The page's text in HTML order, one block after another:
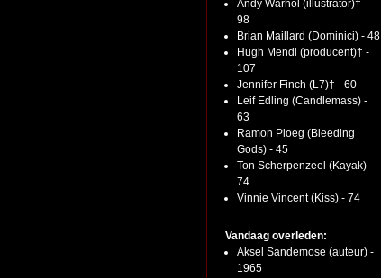
Andy Warhol (illustrator)† -
98
Brian Maillard (Dominici) - 48
Hugh Mendl (producent)† -
107
Jennifer Finch (L7)† - 60
Leif Edling (Candlemass) -
63
Ramon Ploeg (Bleeding
Gods) - 45
Ton Scherpenzeel (Kayak) -
74
Vinnie Vincent (Kiss) - 74
Vandaag overleden:
Aksel Sandemose (auteur) -
1965